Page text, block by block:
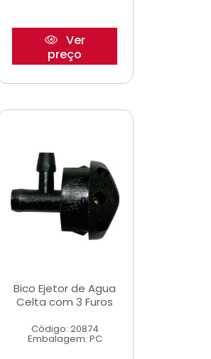
Ver
preço
Bico Ejetor de Agua
Celta com 3 Furos
Código: 20874
Embalagem: PC